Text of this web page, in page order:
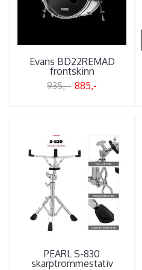
Evans BD22REMAD
frontskinn
935,- 885,-
PEARL S-830
skarptrommestativ